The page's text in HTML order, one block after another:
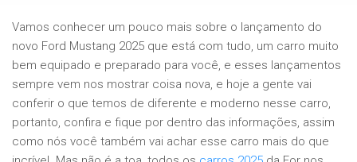
Vamos conhecer um pouco mais sobre o lançamento do
novo Ford Mustang 2025 que está com tudo, um carro muito
bem equipado e preparado para você, e esses lançamentos
sempre vem nos mostrar coisa nova, e hoje a gente vai
conferir o que temos de diferente e moderno nesse carro,
portanto, confira e fique por dentro das informações, assim
como nós você também vai achar esse carro mais do que